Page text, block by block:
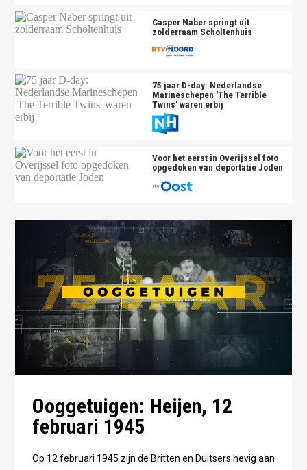
Casper Naber springt uit
zolderraam Scholtenhuis
75 jaar D-day: Nederlandse
Marineschepen 'The Terrible
Twins' waren erbij
Voor het eerst in Overijssel foto
opgedoken van deportatie Joden
Ooggetuigen: Heijen, 12
februari 1945
Op 12 februari 1945 zijn de Britten en Duitsers hevig aan